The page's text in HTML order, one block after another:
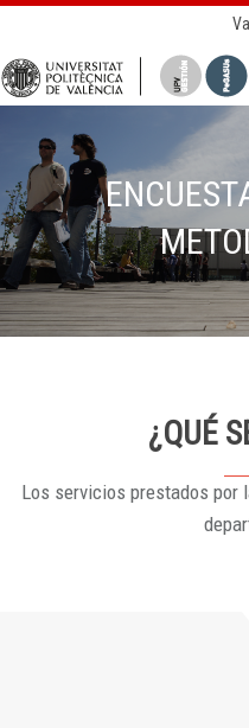
¿QUÉ
Los servicios prestados por